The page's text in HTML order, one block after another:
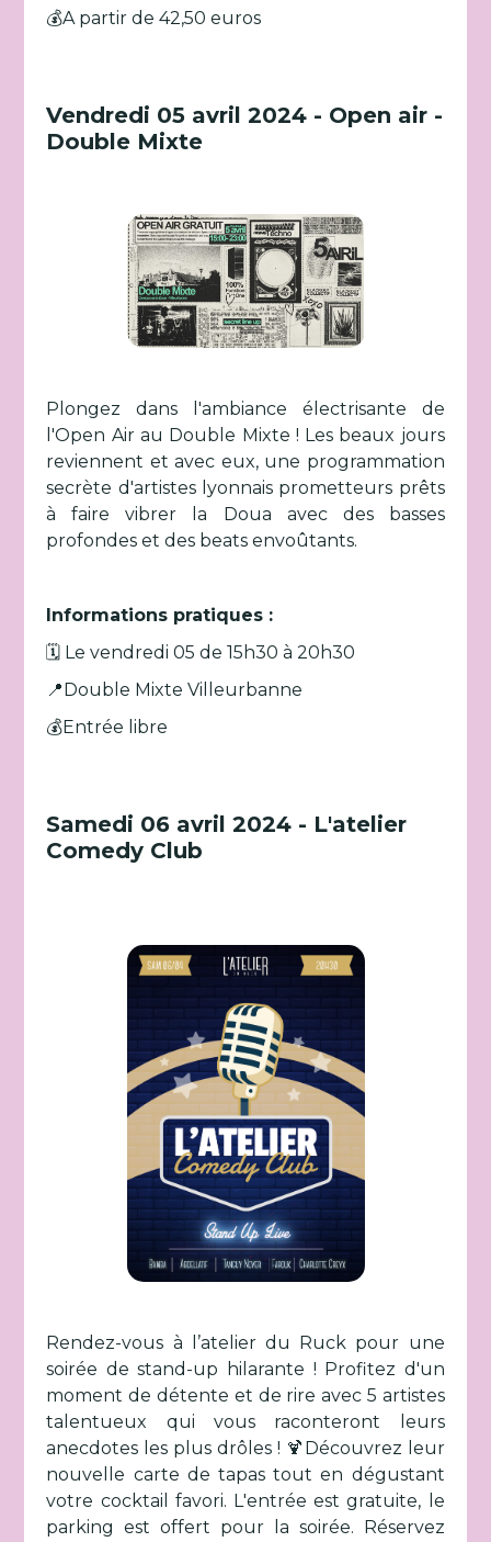
💰A partir de 42,50 euros
Vendredi 05 avril 2024 - Open air -
Double Mixte
Plongez dans l'ambiance électrisante de
l'Open Air au Double Mixte ! Les beaux jours
reviennent et avec eux, une programmation
secrète d'artistes lyonnais prometteurs prêts
à faire vibrer la Doua avec des basses
profondes et des beats envoûtants.
Informations pratiques :
🗓️ Le vendredi 05 de 15h30 à 20h30
📍Double Mixte Villeurbanne
💰Entrée libre
Samedi 06 avril 2024 - L'atelier
Comedy Club
Rendez-vous à l’atelier du Ruck pour une
soirée de stand-up hilarante ! Profitez d'un
moment de détente et de rire avec 5 artistes
talentueux qui vous raconteront leurs
anecdotes les plus drôles ! 🍹Découvrez leur
nouvelle carte de tapas tout en dégustant
votre cocktail favori. L'entrée est gratuite, le
parking est offert pour la soirée. Réservez